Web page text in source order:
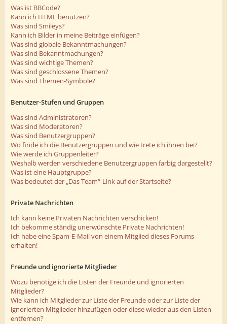
Was ist BBCode?
Kann ich HTML benutzen?
Was sind Smileys?
Kann ich Bilder in meine Beiträge einfügen?
Was sind globale Bekanntmachungen?
Was sind Bekanntmachungen?
Was sind wichtige Themen?
Was sind geschlossene Themen?
Was sind Themen-Symbole?
Benutzer-Stufen und Gruppen
Was sind Administratoren?
Was sind Moderatoren?
Was sind Benutzergruppen?
Wo finde ich die Benutzergruppen und wie trete ich ihnen bei?
Wie werde ich Gruppenleiter?
Weshalb werden verschiedene Benutzergruppen farbig dargestellt?
Was ist eine Hauptgruppe?
Was bedeutet der „Das Team“-Link auf der Startseite?
Private Nachrichten
Ich kann keine Privaten Nachrichten verschicken!
Ich bekomme ständig unerwünschte Private Nachrichten!
Ich habe eine Spam-E-Mail von einem Mitglied dieses Forums
erhalten!
Freunde und ignorierte Mitglieder
Wozu benötige ich die Listen der Freunde und ignorierten
Mitglieder?
Wie kann ich Mitglieder zur Liste der Freunde oder zur Liste der
ignorierten Mitglieder hinzufügen oder diese wieder aus den Listen
entfernen?